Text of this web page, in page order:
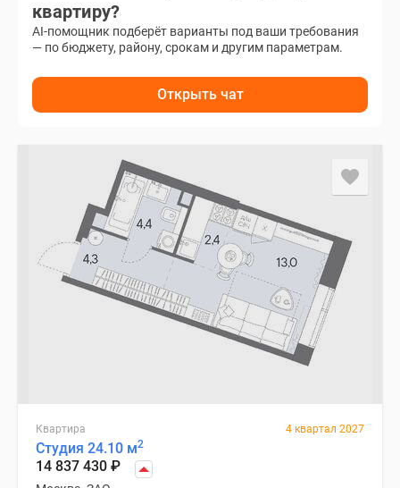
квартиру?
AI-помощник подберёт варианты под ваши требования
— по бюджету, району, срокам и другим параметрам.
Открыть чат
Квартира 4 квартал 2027
Студия 24.10 м2
14 837 430 ₽